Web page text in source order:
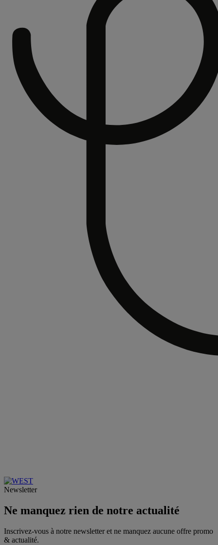
Newsletter
Ne manquez rien de notre actualité
Inscrivez-vous à notre newsletter et ne manquez aucune offre promo
& actualité.